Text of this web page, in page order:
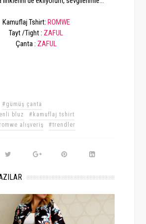
Kamuflaj Tshirt: ROMWE
Tayt /Tight : ZAFUL
Çanta : ZAFUL
#gümüş çanta
bluz
#kamuflaj tshirt
alışveriş #trendler